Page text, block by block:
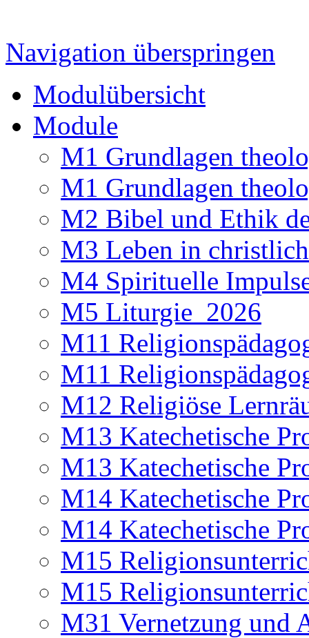
Navigation überspringen
Modulübersicht
Module
M1 Grundlagen
M1 Grundlagen
M2 Bibel und Ethik
M3 Leben in
M4 Spirituelle
M5 Liturgie_2026
M11
M11
M12 Religiöse
M13 Katechetische
M13 Katechetische
M14 Katechetische
M14 Katechetische
M15
M15
M31 Vernetzung und